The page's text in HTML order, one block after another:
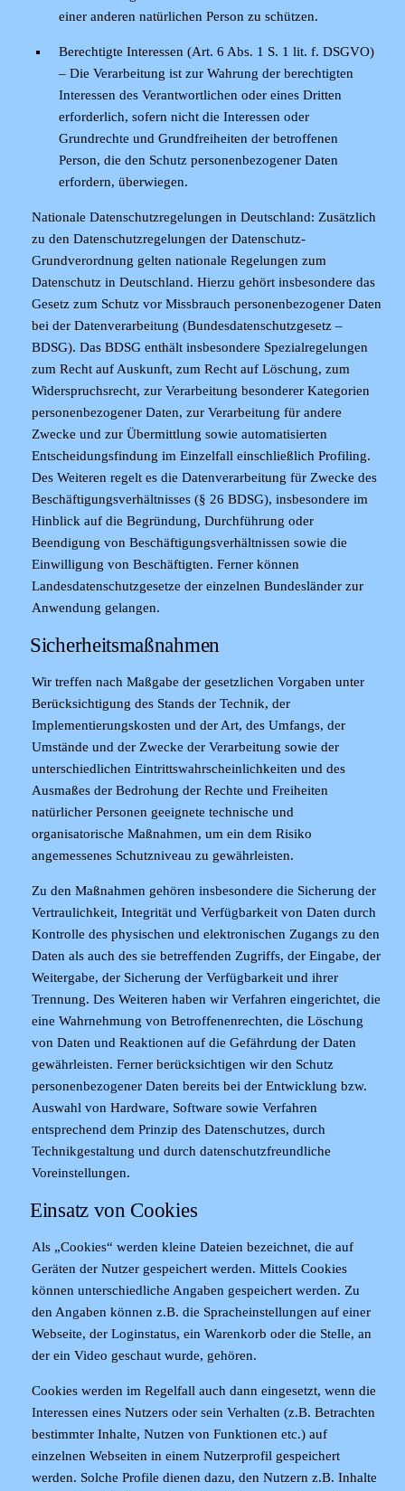
einer anderen natürlichen Person zu schützen.
Berechtigte Interessen (Art. 6 Abs. 1 S. 1 lit. f. DSGVO)
– Die Verarbeitung ist zur Wahrung der berechtigten
Interessen des Verantwortlichen oder eines Dritten
erforderlich, sofern nicht die Interessen oder
Grundrechte und Grundfreiheiten der betroffenen
Person, die den Schutz personenbezogener Daten
erfordern, überwiegen.
Nationale Datenschutzregelungen in Deutschland: Zusätzlich
zu den Datenschutzregelungen der Datenschutz-
Grundverordnung gelten nationale Regelungen zum
Datenschutz in Deutschland. Hierzu gehört insbesondere das
Gesetz zum Schutz vor Missbrauch personenbezogener Daten
bei der Datenverarbeitung (Bundesdatenschutzgesetz –
BDSG). Das BDSG enthält insbesondere Spezialregelungen
zum Recht auf Auskunft, zum Recht auf Löschung, zum
Widerspruchsrecht, zur Verarbeitung besonderer Kategorien
personenbezogener Daten, zur Verarbeitung für andere
Zwecke und zur Übermittlung sowie automatisierten
Entscheidungsfindung im Einzelfall einschließlich Profiling.
Des Weiteren regelt es die Datenverarbeitung für Zwecke des
Beschäftigungsverhältnisses (§ 26 BDSG), insbesondere im
Hinblick auf die Begründung, Durchführung oder
Beendigung von Beschäftigungsverhältnissen sowie die
Einwilligung von Beschäftigten. Ferner können
Landesdatenschutzgesetze der einzelnen Bundesländer zur
Anwendung gelangen.
Sicherheitsmaßnahmen
Wir treffen nach Maßgabe der gesetzlichen Vorgaben unter
Berücksichtigung des Stands der Technik, der
Implementierungskosten und der Art, des Umfangs, der
Umstände und der Zwecke der Verarbeitung sowie der
unterschiedlichen Eintrittswahrscheinlichkeiten und des
Ausmaßes der Bedrohung der Rechte und Freiheiten
natürlicher Personen geeignete technische und
organisatorische Maßnahmen, um ein dem Risiko
angemessenes Schutzniveau zu gewährleisten.
Zu den Maßnahmen gehören insbesondere die Sicherung der
Vertraulichkeit, Integrität und Verfügbarkeit von Daten durch
Kontrolle des physischen und elektronischen Zugangs zu den
Daten als auch des sie betreffenden Zugriffs, der Eingabe, der
Weitergabe, der Sicherung der Verfügbarkeit und ihrer
Trennung. Des Weiteren haben wir Verfahren eingerichtet, die
eine Wahrnehmung von Betroffenenrechten, die Löschung
von Daten und Reaktionen auf die Gefährdung der Daten
gewährleisten. Ferner berücksichtigen wir den Schutz
personenbezogener Daten bereits bei der Entwicklung bzw.
Auswahl von Hardware, Software sowie Verfahren
entsprechend dem Prinzip des Datenschutzes, durch
Technikgestaltung und durch datenschutzfreundliche
Voreinstellungen.
Einsatz von Cookies
Als „Cookies“ werden kleine Dateien bezeichnet, die auf
Geräten der Nutzer gespeichert werden. Mittels Cookies
können unterschiedliche Angaben gespeichert werden. Zu
den Angaben können z.B. die Spracheinstellungen auf einer
Webseite, der Loginstatus, ein Warenkorb oder die Stelle, an
der ein Video geschaut wurde, gehören.
Cookies werden im Regelfall auch dann eingesetzt, wenn die
Interessen eines Nutzers oder sein Verhalten (z.B. Betrachten
bestimmter Inhalte, Nutzen von Funktionen etc.) auf
einzelnen Webseiten in einem Nutzerprofil gespeichert
werden. Solche Profile dienen dazu, den Nutzern z.B. Inhalte